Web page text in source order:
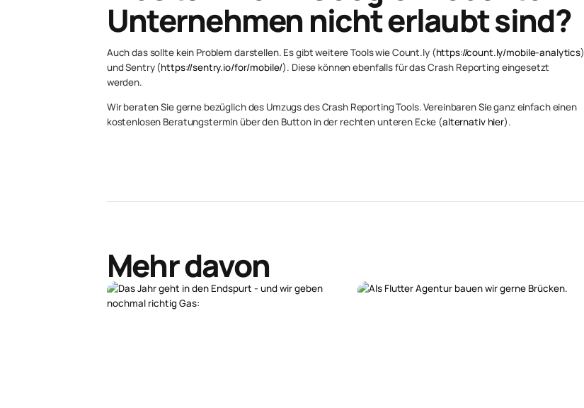
Unternehmen nicht erlaubt sind?
Auch das sollte kein Problem darstellen. Es gibt weitere Tools wie Count.ly (https://count.ly/mobile-analytics)
und Sentry (https://sentry.io/for/mobile/). Diese können ebenfalls für das Crash Reporting eingesetzt
werden.
Wir beraten Sie gerne bezüglich des Umzugs des Crash Reporting Tools. Vereinbaren Sie ganz einfach einen
kostenlosen Beratungstermin über den Button in der rechten unteren Ecke (alternativ hier).
Mehr davon